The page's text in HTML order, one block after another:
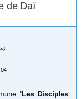
de Daï
"Les Disciples